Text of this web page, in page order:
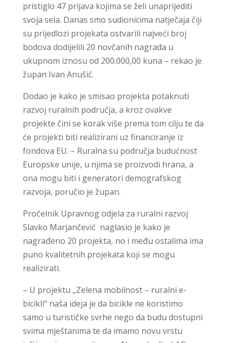
pristiglo 47 prijava kojima se želi unaprijediti
svoja sela. Danas smo sudionicima natječaja čiji
su prijedlozi projekata ostvarili najveći broj
bodova dodijelili 20 novčanih nagrada u
ukupnom iznosu od 200.000,00 kuna – rekao je
župan Ivan Anušić.
Dodao je kako je smisao projekta potaknuti
razvoj ruralnih područja, a kroz ovakve
projekte čini se korak više prema tom cilju te da
će projekti biti realizirani uz financiranje iz
fondova EU. – Ruralna su područja budućnost
Europske unije, u njima se proizvodi hrana, a
ona mogu biti i generatori demografskog
razvoja, poručio je župan.
Pročelnik Upravnog odjela za ruralni razvoj
Slavko Marjančević naglasio je kako je
nagrađeno 20 projekta, no i među ostalima ima
puno kvalitetnih projekata koji se mogu
realizirati.
– U projektu „Zelena mobilnost – ruralni e-
bicikli“ naša ideja je da bicikle ne koristimo
samo u turističke svrhe nego da budu dostupni
svima mještanima te da imamo novu vrstu